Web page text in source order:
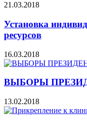
21.03.2018
Установка
ресурсов
16.03.2018
ВЫБОРЫ
13.02.2018